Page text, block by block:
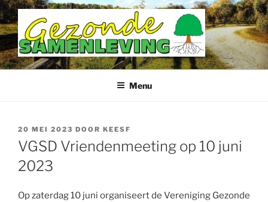
Ga
naar
de
inhoud
DOETINCHEM GEZONDE
SAMENLEVINGMenu
GEPLAATST
OP
20 MEI 2023 DOOR KEESF
VGSD Vriendenmeeting op 10 juni
2023
Op zaterdag 10 juni organiseert de Vereniging Gezonde